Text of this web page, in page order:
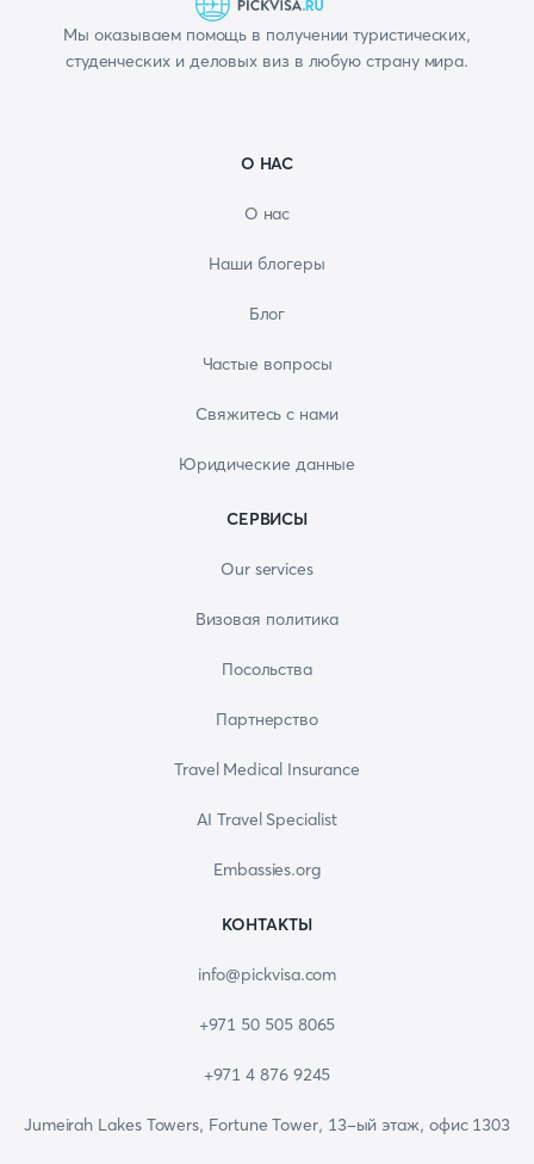
Мы оказываем помощь в получении туристических,
студенческих и деловых виз в любую страну мира.
О НАС
О нас
Наши блогеры
Блог
Частые вопросы
Свяжитесь с нами
Юридические данные
СЕРВИСЫ
Our services
Визовая политика
Посольства
Партнерство
Travel Medical Insurance
AI Travel Specialist
Embassies.org
КОНТАКТЫ
info@pickvisa.com
+971 50 505 8065
+971 4 876 9245
Jumeirah Lakes Towers, Fortune Tower, 13-ый этаж, офис 1303